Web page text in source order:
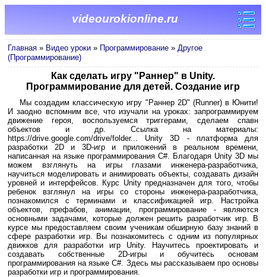
videourokionline.ru
Главная » Видео уроки » Программирование » Другое
(Программирование)
Как сделать игру "Раннер" в Unity.
Программирование для детей. Создание игр
Мы создадим классическую игру "Раннер 2D" (Runner) в Юнити!
И заодно вспомним все, что изучали на уроках: запрограммируем
движение героя, воспользуемся триггерами, сделаем спавн
объектов и др. Ссылка на материалы:
https://drive.google.com/drive/folder... Unity 3D - платформа для
разработки 2D и 3D-игр и приложений в реальном времени,
написанная на языке программирования C#. Благодаря Unity 3D мы
можем взглянуть на игры глазами инженера-разработчика,
научиться моделировать и анимировать объекты, создавать дизайн
уровней и интерфейсов. Курс Unity предназначен для того, чтобы
ребенок взглянул на игры со стороны инженера-разработчика,
познакомился с терминами и классификацией игр. Настройка
объектов, префабов, анимации, программирование - являются
основными задачами, которые должен решить разработчик игр. В
курсе мы предоставляем своим ученикам обширную базу знаний в
сфере разработки игр. Вы познакомитесь с одним из популярных
движков для разработки игр Unity. Научитесь проектировать и
создавать собственные 2D-игры и обучитесь основам
программирования на языке С#. Здесь мы рассказываем про основы
разработки игр и программирования.